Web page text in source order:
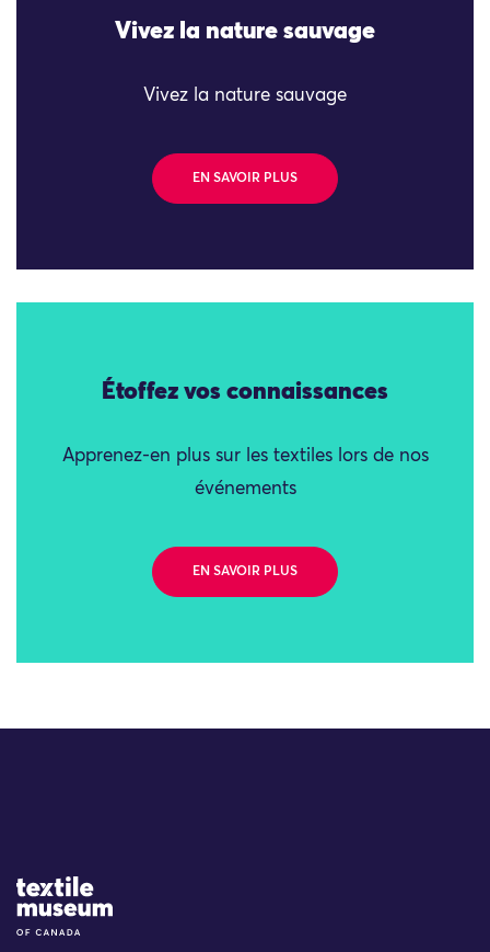
Vivez la nature sauvage
Vivez la nature sauvage
EN SAVOIR PLUS
Étoffez vos connaissances
Apprenez-en plus sur les textiles lors de nos
événements
EN SAVOIR PLUS
Site Logo